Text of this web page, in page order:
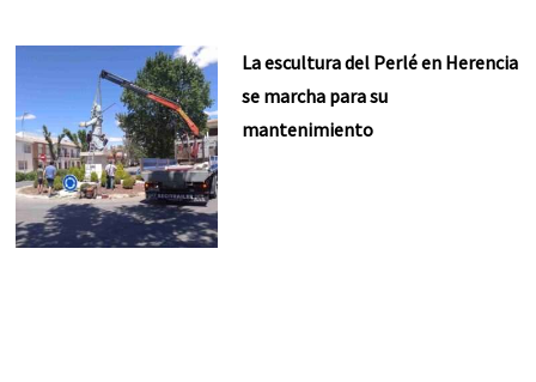
La escultura del Perlé en Herencia
se marcha para su
mantenimiento